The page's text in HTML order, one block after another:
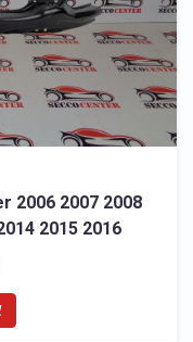
2006 2007 2008
2015 2016